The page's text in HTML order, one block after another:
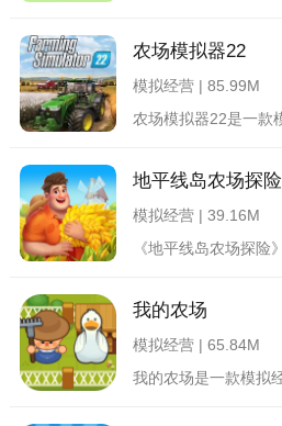
农场模拟器22
模拟经营 | 85.99M
地平线岛农场探险
模拟经营 | 39.16M
我的农场
模拟经营 | 65.84M